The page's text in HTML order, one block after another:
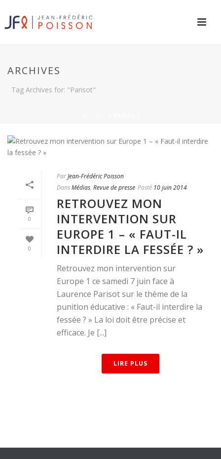
ARCHIVES
Tag Archives for: "Parisot"
0
0
ParJean-Frédéric Poisson
DansMédias, Revue de presse Posté 10 juin 2014
RETROUVEZ MON
INTERVENTION SUR
EUROPE 1 – « FAUT-IL
INTERDIRE LA FESSÉE ? »
Retrouvez mon intervention sur
Europe 1 ce samedi 7 juin face à
Laurence Parisot sur le thème de la
punition éducative : « Faut-il interdire la
fessée ? » La loi doit être précise et
efficace. Je [...]
LIRE PLUS